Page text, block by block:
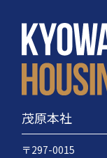
茂原本社
〒297-0015